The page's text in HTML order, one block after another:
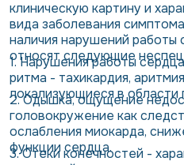
клиническую картину и
вида заболевания
наличия нарушений работы
относят следующие
1. Нарушения работы
ритма - тахикардия,
локализующиеся в области
2. Одышка, ощущение
головокружение как
ослабления миокарда,
функции сердца.
3. Отеки конечностей -